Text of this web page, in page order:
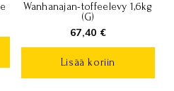
Wanhanajan-toffeelevy 1,6kg
(G)
67,40 €
Lisää koriin